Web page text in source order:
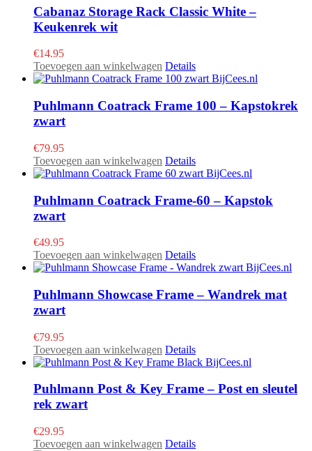
Cabanaz Storage Rack Classic White –
Keukenrek wit
€14.95
Toevoegen aan winkelwagen Details
Puhlmann Coatrack Frame 100 – Kapstokrek
zwart
€79.95
Toevoegen aan winkelwagen Details
Puhlmann Coatrack Frame-60 – Kapstok
zwart
€49.95
Toevoegen aan winkelwagen Details
Puhlmann Showcase Frame – Wandrek mat
zwart
€79.95
Toevoegen aan winkelwagen Details
Puhlmann Post & Key Frame – Post en sleutel
rek zwart
€29.95
Toevoegen aan winkelwagen Details